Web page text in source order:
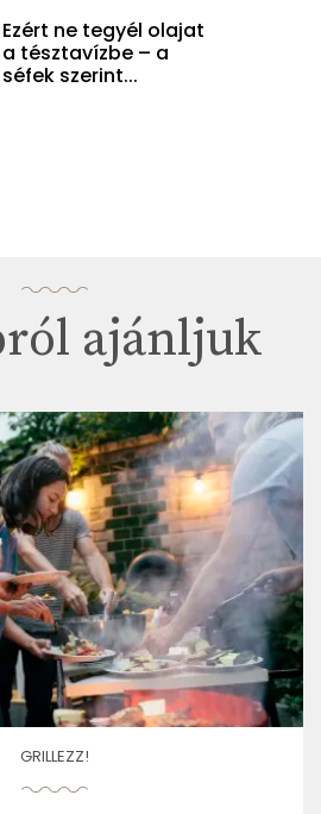
Ezért ne tegyél olajat
a tésztavízbe – a
séfek szerint...
ajánljuk
GRILLEZZ!